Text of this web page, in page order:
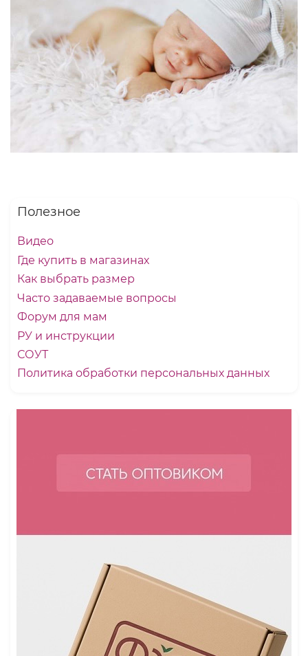
Полезное
Видео
Где купить в магазинах
Как выбрать размер
Часто задаваемые вопросы
Форум для мам
РУ и инструкции
СОУТ
Политика обработки персональных данных